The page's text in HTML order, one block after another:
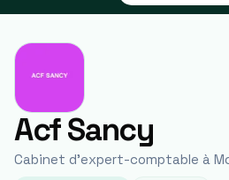
Acf Sancy
Cabinet d'expert-comptable à